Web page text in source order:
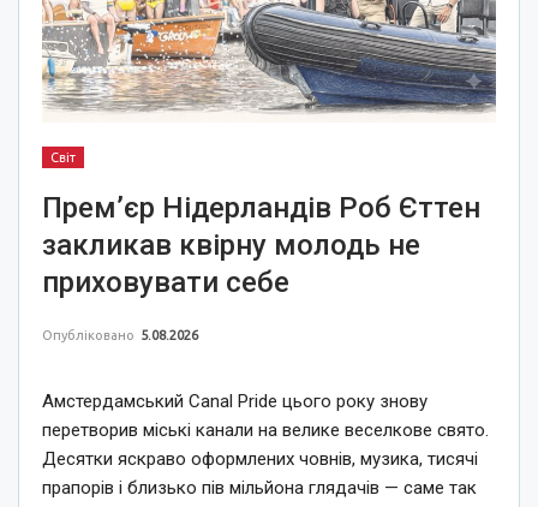
Світ
Прем’єр Нідерландів Роб Єттен
закликав квірну молодь не
приховувати себе
Опубліковано 5.08.2026
Амстердамський Canal Pride цього року знову
перетворив міські канали на велике веселкове свято.
Десятки яскраво оформлених човнів, музика, тисячі
прапорів і близько пів мільйона глядачів — саме так